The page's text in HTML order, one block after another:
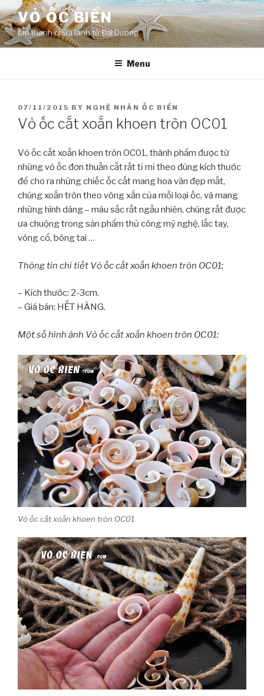
Skip
to
content
VỎ ỐC BIỂN
âm thanh chữa lành từ Đại Dương
Menu
POSTED
ON
07/11/2015 BY NGHỆ NHÂN ỐC BIỂN
Vỏ ốc cắt xoắn khoen tròn OC01
Vỏ ốc cắt xoắn khoen tròn OC01, thành phẩm được từ
những vỏ ốc đơn thuần cắt rất tỉ mỉ theo đúng kích thước
để cho ra những chiếc ốc cắt mang hoa văn đẹp mắt,
chúng xoắn tròn theo vòng xắn của mỗi loại ốc, và mang
những hình dáng – màu sắc rất ngẫu nhiên, chúng rất được
ưa chuộng trong sản phẩm thủ công mỹ nghệ, lắc tay,
vòng cổ, bông tai …
Thông tin chi tiết Vỏ ốc cắt xoắn khoen tròn OC01:
– Kích thước: 2-3cm.
– Giá bán: HẾT HÀNG.
Một số hình ảnh Vỏ ốc cắt xoắn khoen tròn OC01:
Vỏ ốc cắt xoắn khoen tròn OC01